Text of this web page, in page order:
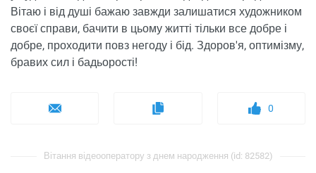
Вітаю і від душі бажаю завжди залишатися художником
своєї справи, бачити в цьому житті тільки все добре і
добре, проходити повз негоду і бід. Здоров'я, оптимізму,
бравих сил і бадьорості!
0
Вітання відеооператору з днем ​​народження (id: 82582)